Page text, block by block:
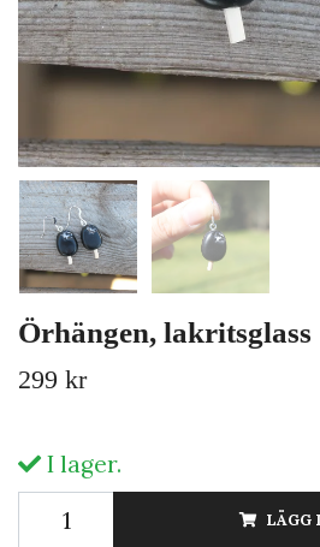
Örhängen, lakritsglass
299 kr
I lager.
LÄGG